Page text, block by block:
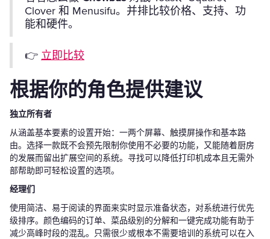
Clover 和 Menusifu。并排比较价格、支持、功
能和硬件。
👉 立即比较
根据你的角色提供建议
独立所有者
从涵盖基本要素的设置开始：一两个屏幕、触摸屏操作和基本路
由。选择一款既不会预先限制你使用不必要的功能，又能随着厨房
的发展而留出扩展空间的系统。寻找可以降低打印机成本且无需外
部帮助即可轻松设置的选项。
经理们
使用简洁、易于阅读的界面来实时显示准备状态，对系统进行优先
级排序。颜色编码的订单、菜品级别的分解和一键完成功能有助于
减少高峰时段的混乱。只需很少或根本不需要培训的系统可以在入